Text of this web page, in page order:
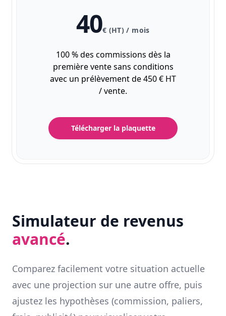
40€ (HT) / mois
100 % des commissions dès la
première vente sans conditions
avec un prélèvement de 450 € HT
/ vente.
Télécharger la plaquette
Simulateur de revenus
avancé.
Comparez facilement votre situation actuelle
avec une projection sur une autre offre, puis
ajustez les hypothèses (commission, paliers,